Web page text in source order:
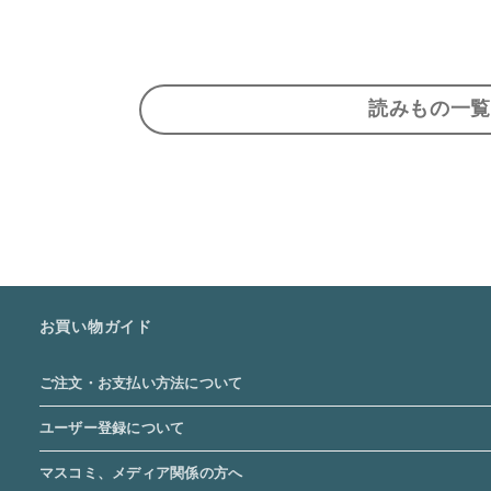
読みもの一覧
お買い物ガイド
ご注文・お支払い方法について
ユーザー登録について
マスコミ、メディア関係の方へ